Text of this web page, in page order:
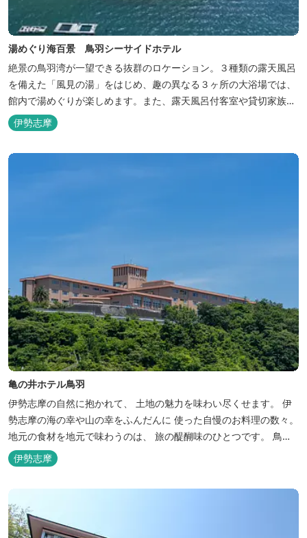
湯めぐり海百景 鳥羽シーサイドホテル
絶景の鳥羽湾が一望できる抜群のロケーション。３種類の露天風呂
を備えた「風見の湯」をはじめ、趣の異なる３ヶ所の大浴場では、
館内で湯めぐりが楽しめます。また、露天風呂付客室や貸切家族風
呂（有料）、足湯に湯上がり処などもございますので、湯浴みの一
日をお過ごしいただけます。 お料理についても、「詩季バイキン
グ」はオープンキッチンで出来立て料理を舌だけではなく目や耳で
伊勢志摩
亀の井ホテル鳥羽
伊勢志摩の自然に抱かれて、 土地の魅力を味わい尽くせます。 伊
勢志摩の海の幸や山の幸をふんだんに 使った自慢のお料理の数々。
地元の食材を地元で味わうのは、 旅の醍醐味のひとつです。 鳥羽
湾の潮風を感じる露天風呂や 広々としたテラス付きのお部屋。 行
き交うフェリーをのんびり眺めて、 日常をちょっと忘れるひと時を
お過ごしください。
伊勢志摩